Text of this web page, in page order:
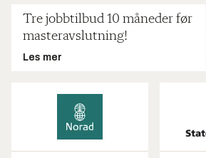
Tre jobbtilbud 10 måneder før
masteravslutning!
Les mer